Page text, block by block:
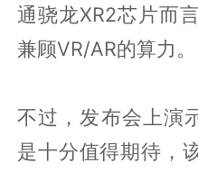
通骁龙XR2芯片而
兼顾VR/AR的算力。
不过，发布会上演
是十分值得期待，